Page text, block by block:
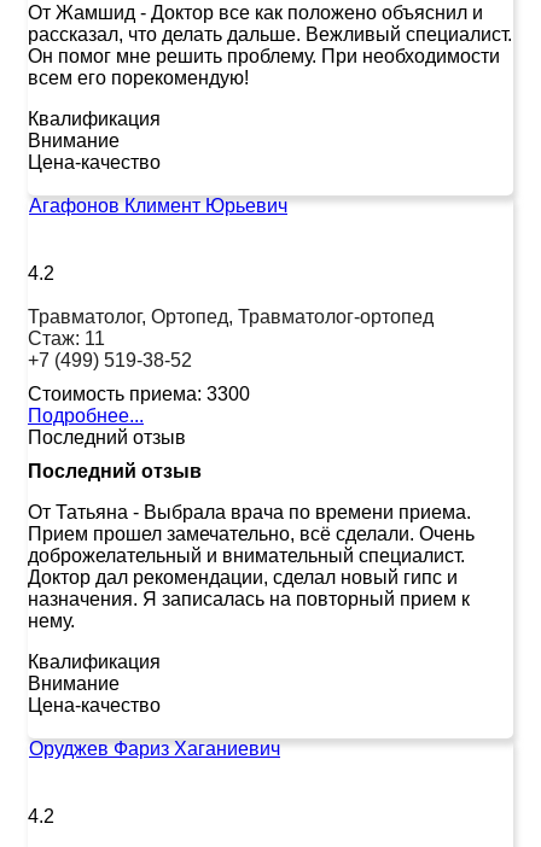
От Жамшид - Доктор все как положено объяснил и
рассказал, что делать дальше. Вежливый специалист.
Он помог мне решить проблему. При необходимости
всем его порекомендую!
Квалификация
Внимание
Цена-качество
Агафонов Климент Юрьевич
4.2
Травматолог, Ортопед, Травматолог-ортопед
Стаж: 11
+7 (499) 519-38-52
Стоимость приема: 3300
Подробнее...
Последний отзыв
Последний отзыв
От Татьяна - Выбрала врача по времени приема.
Прием прошел замечательно, всё сделали. Очень
доброжелательный и внимательный специалист.
Доктор дал рекомендации, сделал новый гипс и
назначения. Я записалась на повторный прием к
нему.
Квалификация
Внимание
Цена-качество
Оруджев Фариз Хаганиевич
4.2